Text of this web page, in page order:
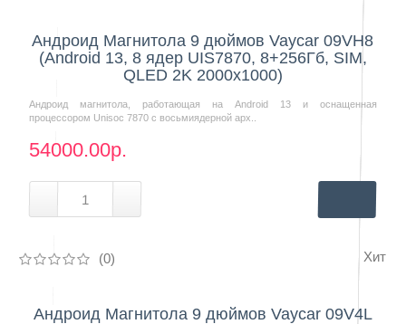
Андроид Магнитола 9 дюймов Vaycar 09VH8
(Android 13, 8 ядер UIS7870, 8+256Гб, SIM,
QLED 2K 2000x1000)
Андроид магнитола, работающая на Android 13 и оснащенная
процессором Unisoc 7870 с восьмиядерной арх..
54000.00р.
(0) Хит
Андроид Магнитола 9 дюймов Vaycar 09V4L